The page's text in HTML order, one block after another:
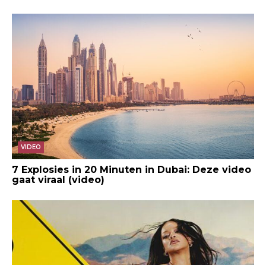
VIDEO
7 Explosies in 20 Minuten in Dubai: Deze video
gaat viraal (video)